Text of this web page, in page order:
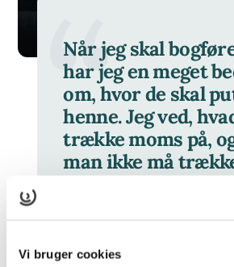
Vi bruger cookies
Når jeg skal
har jeg en meget
om, hvor de skal
henne. Jeg ved,
trække moms på,
man ikke må